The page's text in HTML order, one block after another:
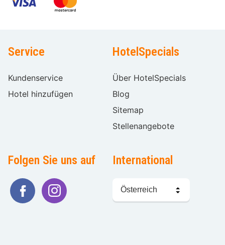
Service
Kundenservice
Hotel hinzufügen
HotelSpecials
Über HotelSpecials
Blog
Sitemap
Stellenangebote
Folgen Sie uns auf International
Sprache
wählen